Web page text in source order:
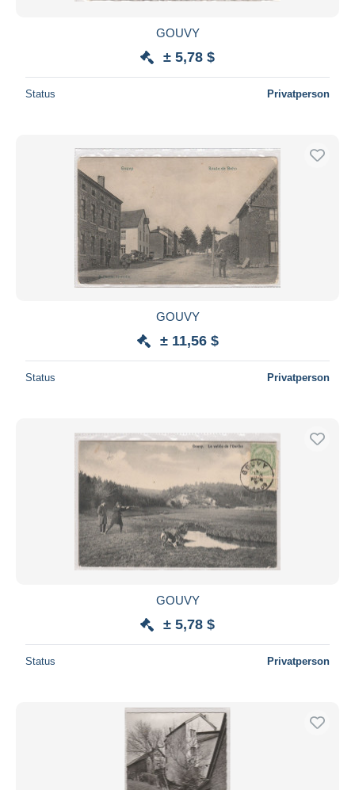
GOUVY
± 5,78 $
Status Privatperson
GOUVY
± 11,56 $
Status Privatperson
GOUVY
± 5,78 $
Status Privatperson